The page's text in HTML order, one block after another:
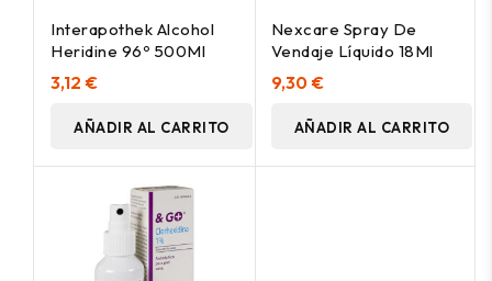
Interapothek Alcohol
Heridine 96º 500Ml
3,12 €
AÑADIR AL CARRITO
Nexcare Spray De
Vendaje Líquido 18Ml
9,30 €
AÑADIR AL CARRITO